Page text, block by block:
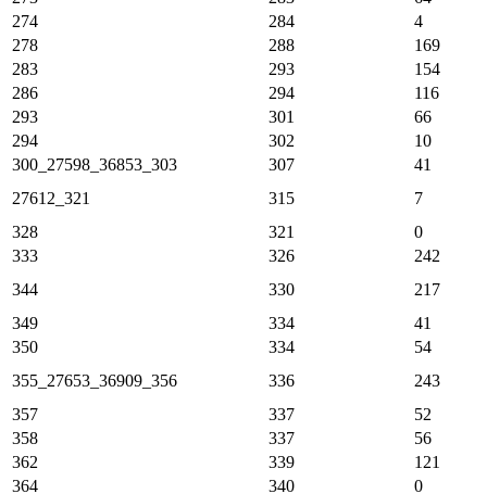
274
284
4
278
288
169
283
293
154
286
294
116
293
301
66
294
302
10
300_27598_36853_303
307
41
27612_321
315
7
328
321
0
333
326
242
344
330
217
349
334
41
350
334
54
355_27653_36909_356
336
243
357
337
52
358
337
56
362
339
121
364
340
0